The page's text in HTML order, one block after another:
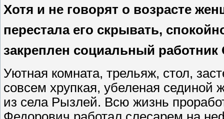
Хотя и не говорят о возрасте
перестала его скрывать,
закреплен социальный
Уютная комната, трельяж, стол,
совсем хрупкая, убеленая
из села Рызлей. Всю жизнь